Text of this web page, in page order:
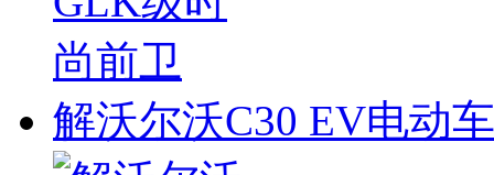
解沃尔沃C30 EV电动车